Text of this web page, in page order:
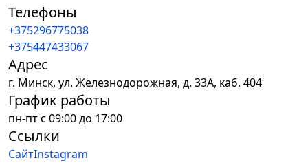
Телефоны
+375296775038
+375447433067
Адрес
г. Минск, ул. Железнодорожная, д. 33А, каб. 404
График работы
пн-пт с 09:00 до 17:00
Ссылки
СайтInstagram